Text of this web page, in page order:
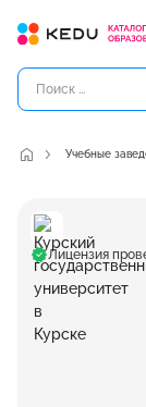
Учебные
Лицензия